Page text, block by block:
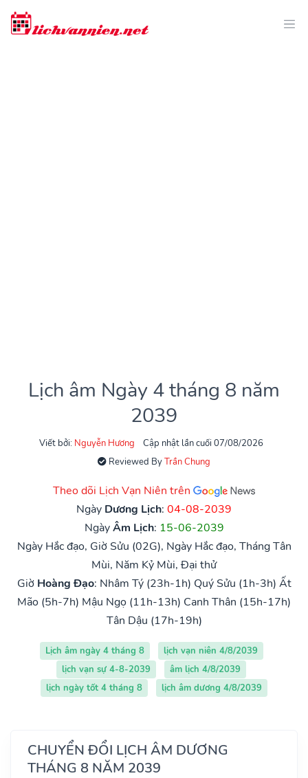
Lịch âm Ngày 4 tháng 8 năm
2039
Viết bởi: Nguyễn Hương
Cập nhật lần cuối 07/08/2026
Reviewed ByTrần Chung
Theo dõi Lịch Vạn Niên trên
Ngày Dương Lịch: 04-08-2039
NgàyÂm Lịch: 15-06-2039
Ngày Hắc đạo, Giờ Sửu (02G), Ngày Hắc đạo, Tháng Tân
Mùi, Năm Kỷ Mùi, Đại thử
Giờ Hoàng Đạo: Nhâm Tý (23h-1h) Quý Sửu (1h-3h) Ất
Mão (5h-7h) Mậu Ngọ (11h-13h) Canh Thân (15h-17h)
Tân Dậu (17h-19h)
Lịch âm ngày 4 tháng 8
lịch vạn niên 4/8/2039
lịch vạn sự 4-8-2039
âm lịch 4/8/2039
lịch ngày tốt 4 tháng 8
lịch âm dương 4/8/2039
CHUYỂN ĐỔI LỊCH ÂM DƯƠNG
THÁNG 8 NĂM 2039